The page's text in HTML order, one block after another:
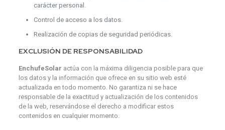
carácter personal.
Control de acceso a los datos.
Realización de copias de seguridad periódicas.
EXCLUSIÓN DE RESPONSABILIDAD
EnchufeSolar actúa con la máxima diligencia posible para que
los datos y la información que ofrece en su sitio web esté
actualizada en todo momento. No garantiza ni se hace
responsable de la exactitud y actualización de los contenidos
de la web, reservándose el derecho a modificar estos
contenidos en cualquier momento.